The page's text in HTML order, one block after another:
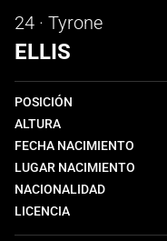
24 · Tyrone
ELLIS
POSICIÓN
ALTURA
FECHA NACIMIENTO
LUGAR NACIMIENTO
NACIONALIDAD
LICENCIA